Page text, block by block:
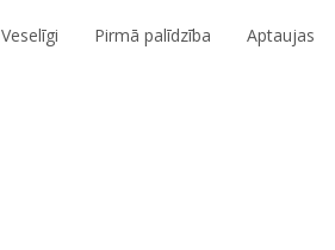
Veselīgi Pirmā palīdzība Aptaujas